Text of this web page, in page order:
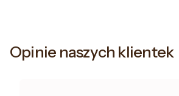
Opinie naszych klientek